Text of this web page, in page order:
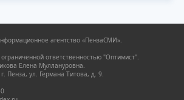
агентство «ПензаСМИ».
ответственностью "Оптимист".
Елена Муллануровна.
Пенза, ул. Германа Титова, д. 9.